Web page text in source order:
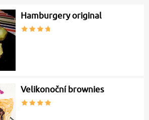
Hamburgery original
Velikonoční brownies